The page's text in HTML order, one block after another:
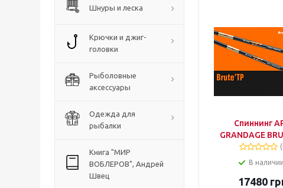
Шнуры и леска
Крючки и джиг-
головки
Рыболовные
аксессуары
Одежда для
рыбалки
Книга "МИР
ВОБЛЕРОВ", Андрей
Швец
Спиннинг
GRANDAGE
В наличии
17480